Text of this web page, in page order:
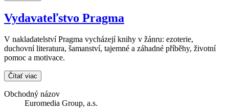
Vydavateľstvo Pragma
V nakladatelství Pragma vycházejí knihy v žánru: ezoterie,
duchovní literatura, šamanství, tajemné a záhadné příběhy, životní
pomoc a motivace.
Čítať viac
Obchodný názov
Euromedia Group, a.s.